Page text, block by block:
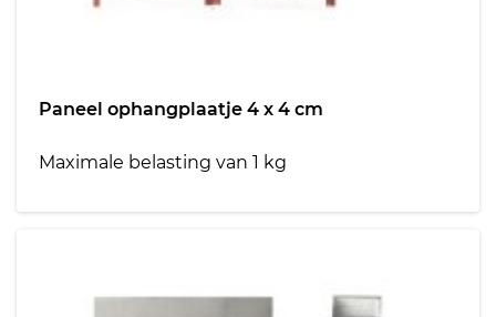
Paneel ophangplaatje 4 x 4 cm
Maximale belasting van 1 kg